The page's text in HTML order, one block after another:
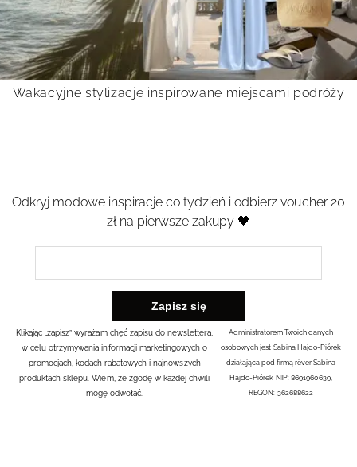
Wakacyjne stylizacje inspirowane miejscami podróży
Odkryj modowe inspiracje co tydzień i odbierz voucher 20
zł na pierwsze zakupy 🖤
Klikając „zapisz” wyrażam chęć zapisu do newslettera,
w celu otrzymywania informacji marketingowych o
promocjach, kodach rabatowych i najnowszych
produktach sklepu. Wiem, że zgodę w każdej chwili
mogę odwołać.
Administratorem Twoich danych
osobowych jest Sabina Hajdo-Piórek
działająca pod firmą rêver Sabina
Hajdo-Piórek NIP: 8691960639,
REGON: 362688622